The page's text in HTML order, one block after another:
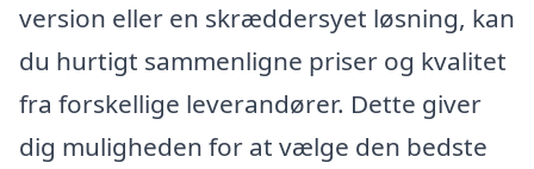
version eller en skræddersyet løsning, kan
du hurtigt sammenligne priser og kvalitet
fra forskellige leverandører. Dette giver
dig muligheden for at vælge den bedste